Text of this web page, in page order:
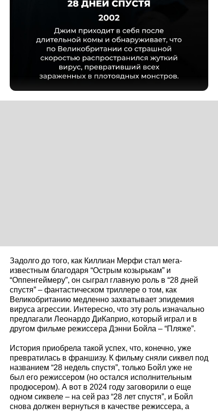
Задолго до того, как Киллиан Мерфи стал мега-
известным благодаря “Острым козырькам” и
“Оппенгеймеру”, он сыграл главную роль в “28 дней
спустя” – фантастическом триллере о том, как
Великобританию медленно захватывает эпидемия
вируса агрессии. Интересно, что эту роль изначально
предлагали Леонардо ДиКаприо, который играл и в
другом фильме режиссера Дэнни Бойла – “Пляже”.
История приобрела такой успех, что, конечно, уже
превратилась в франшизу. К фильму сняли сиквел под
названием “28 недель спустя”, только Бойл уже не
был его режиссером (но остался исполнительным
продюсером). А вот в 2024 году заговорили о еще
одном сиквеле – на сей раз “28 лет спустя”, и Бойл
снова должен вернуться в качестве режиссера, а